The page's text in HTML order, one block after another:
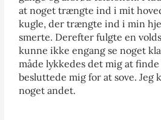
at noget trængte ind i mit
kugle, der trængte ind i min
smerte. Derefter fulgte en
kunne ikke engang se noget
måde lykkedes det mig at
besluttede mig for at sove. Jeg
noget andet.